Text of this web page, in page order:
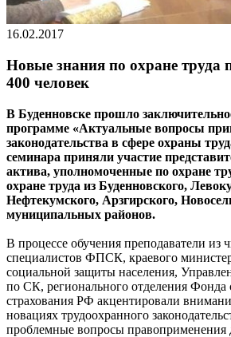
16.02.2017
Новые знания по охране труда
400 человек
В Буденновске прошло
программе «Актуальные вопросы
законодательства в сфере охраны
семинара приняли участие
актива, уполномоченные по охране
охране труда из Буденновского,
Нефтекумского, Арзгирского,
муниципальных районов.
В процессе обучения преподаватели из
специалистов ФПСК, краевого
социальной защиты населения,
по СК, регионального отделения Фонда
страхования РФ акцентировали
новациях трудоохранного
проблемные вопросы